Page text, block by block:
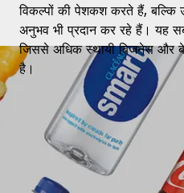
विकल्पों की पेशकश करते हैं, बल्कि
अनुभव भी प्रदान कर रहे हैं। यह
जिससे अधिक स्थायी बिजनेस और
है।